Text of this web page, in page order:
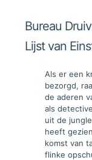
Lijst
van
Einstein
Bureau
Lijst van
Als er een
bezorgd,
de aderen
als
uit de
heeft
komst van
flinke